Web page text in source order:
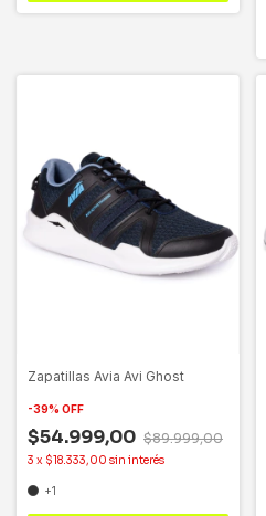
Zapatillas Avia Avi Ghost
-39% OFF
$54.999,00 $89.999,00
3 x $18.333,00 sin interés
+1